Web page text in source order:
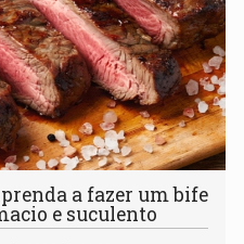
a fazer um bife
e suculento